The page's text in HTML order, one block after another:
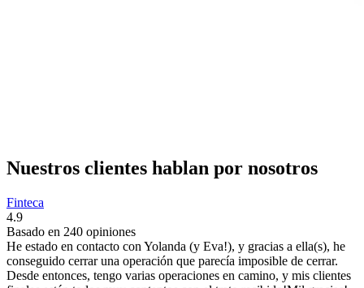
Nuestros clientes hablan por nosotros
Finteca
4.9
Basado en 240 opiniones
He estado en contacto con Yolanda (y Eva!), y gracias a ella(s), he
conseguido cerrar una operación que parecía imposible de cerrar.
Desde entonces, tengo varias operaciones en camino, y mis clientes